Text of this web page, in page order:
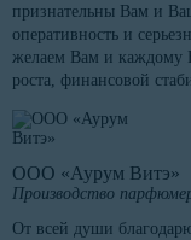
признательны Вам и
оперативность и
желаем Вам и каждому
роста, финансовой
ООО «Аурум Витэ»
Производство
От всей души